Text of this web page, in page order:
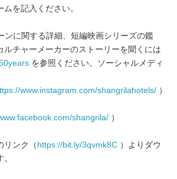
を記入ください。
ンに関する詳細、短編映画シリーズの鑑
ルチャーメーカーのストーリーを聞くには
を参照ください。ソーシャルメディ
www.instagram.com/shangrilahotels/ ）
shangrila/ ）
リンク（ https://bit.ly/3qvmk8C ）よりダウ